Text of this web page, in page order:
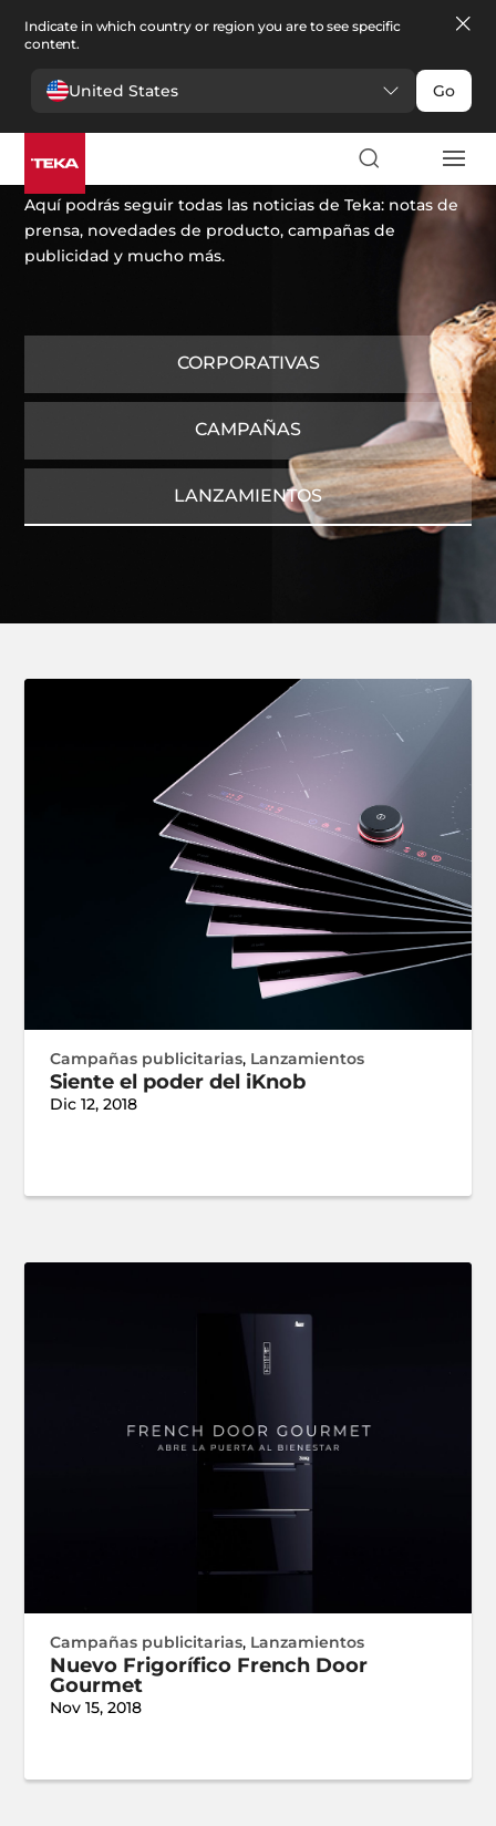
Indicate in which country or region you are to see specific
content.
United States Go
Noticias
Aquí podrás seguir todas las noticias de Teka: notas de
prensa, novedades de producto, campañas de
publicidad y mucho más.
CORPORATIVAS
CAMPAÑAS
LANZAMIENTOS
Campañas publicitarias, Lanzamientos
Siente el poder del iKnob
Dic 12, 2018
Campañas publicitarias, Lanzamientos
Nuevo Frigorífico French Door
Gourmet
Nov 15, 2018